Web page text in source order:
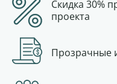
Скидка 30%
проекта
Прозрачные